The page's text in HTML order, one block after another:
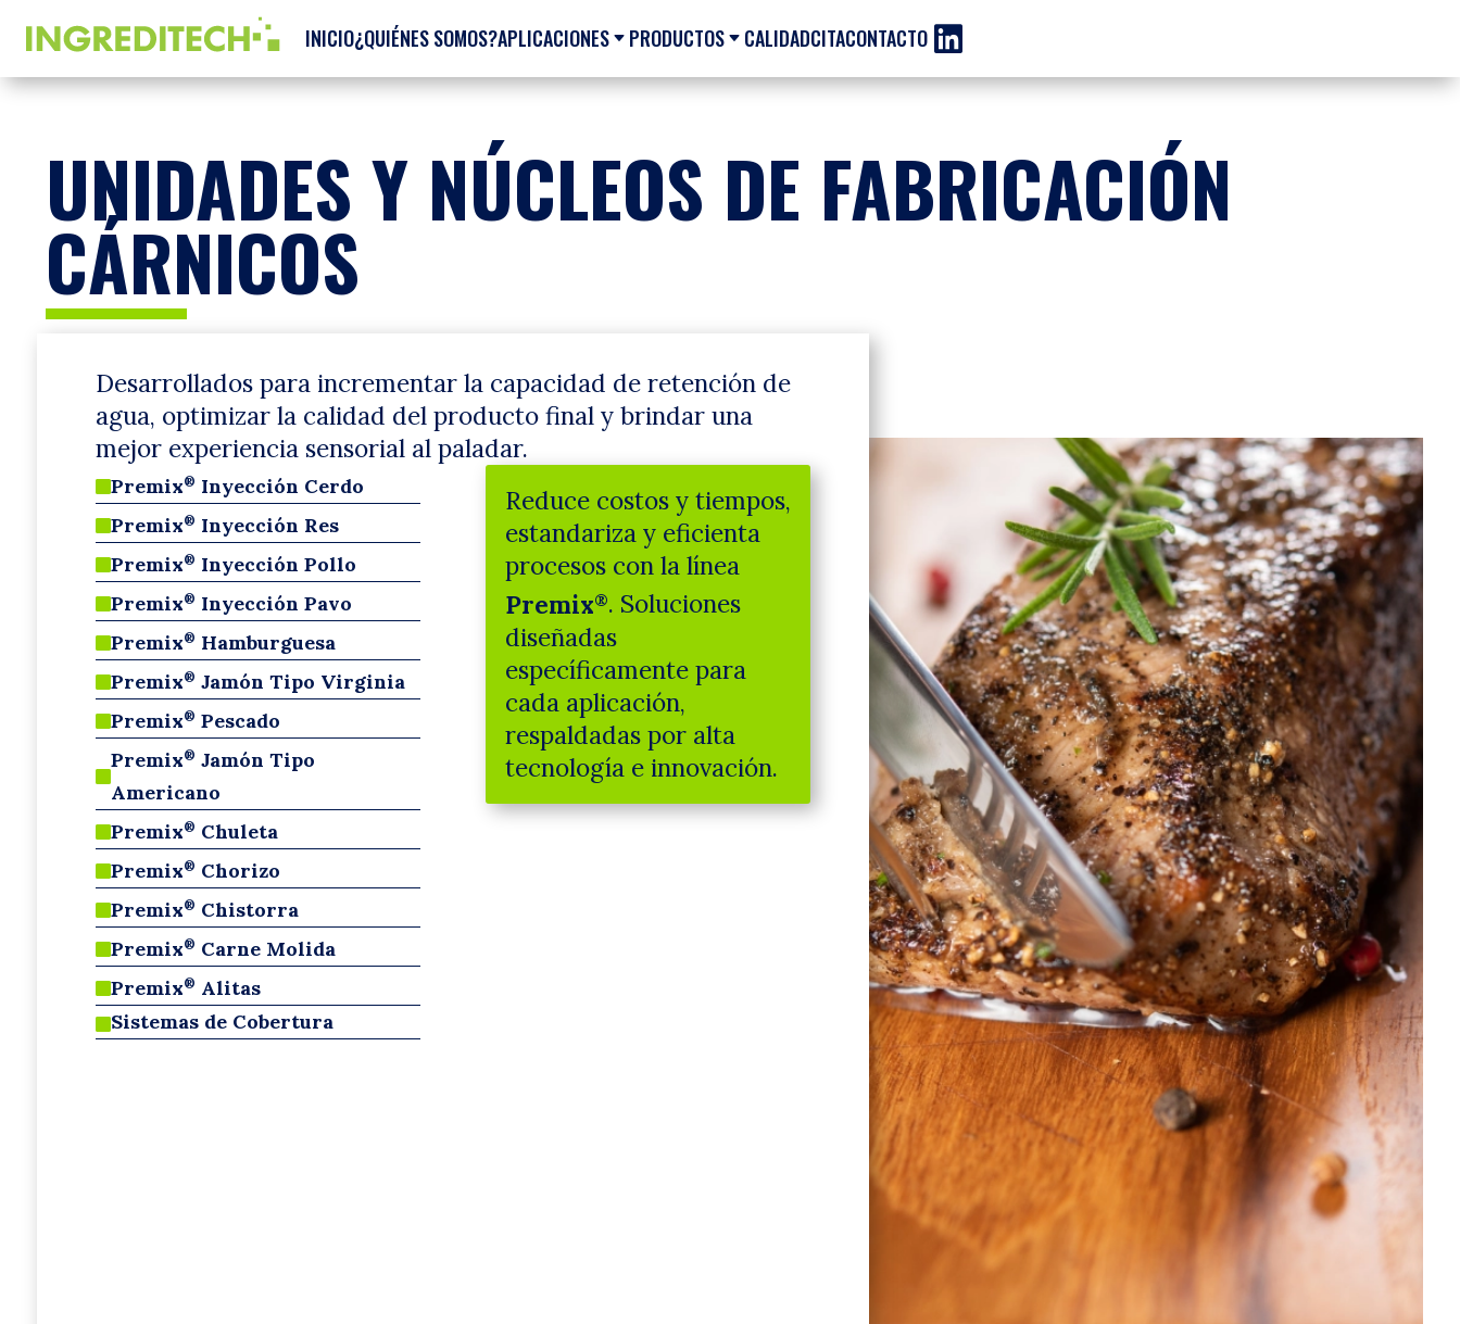
INICIO¿QUIÉNES SOMOS? C
APLICACIONES C
PRODUCTOS CALIDADCITACONTACTO 
UNIDADES Y NÚCLEOS DE FABRICACIÓN
CÁRNICOS
Desarrollados para incrementar la capacidad de retención de
agua, optimizar la calidad del producto final y brindar una
mejor experiencia sensorial al paladar.
Premix® Inyección Cerdo
Premix® Inyección Res
Premix® Inyección Pollo
Premix® Inyección Pavo
Premix® Hamburguesa
Premix® Jamón Tipo Virginia
Premix® Pescado
Premix® Jamón Tipo
Americano
Premix® Chuleta
Premix® Chorizo
Premix® Chistorra
Premix® Carne Molida
Premix® Alitas
Sistemas de Cobertura
Reduce costos y tiempos,
estandariza y eficienta
procesos con la línea
Premix®. Soluciones
diseñadas
específicamente para
cada aplicación,
respaldadas por alta
tecnología e innovación.